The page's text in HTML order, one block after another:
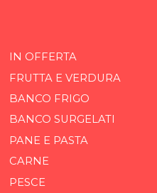
IN OFFERTA
FRUTTA E VERDURA
BANCO FRIGO
BANCO SURGELATI
PANE E PASTA
CARNE
PESCE